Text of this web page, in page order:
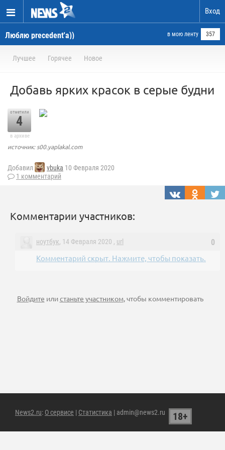
Вход
Люблю precedent'а)) в мою ленту 357
Лучшее Горячее Новое
Добавь ярких красок в серые будни
отметили
4
в архиве
источник: s00.yaplakal.com
Добавил vbuka 10 Февраля 2020
1 комментарий
Комментарии участников:
0
ноутбук, 14 Февраля 2020 , url
Комментарий скрыт. Нажмите, чтобы показать.
Войдите илистаньте участником, чтобы комментировать
News2.ru: О сервисе | Статистика | admin@news2.ru 18+